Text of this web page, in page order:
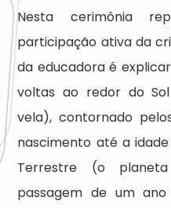
Nesta cerimônia
participação ativa da
da educadora é
voltas ao redor do
vela), contornado
nascimento até a
Terrestre (o
passagem de um